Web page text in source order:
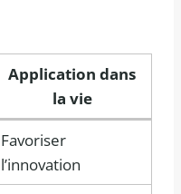
Application dans
la vie
Favoriser
l’innovation